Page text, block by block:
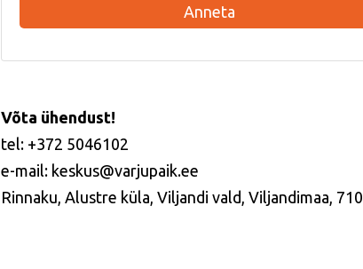
Anneta
Võta ühendust!
tel: +372 5046102
e-mail: keskus@varjupaik.ee
Rinnaku, Alustre küla, Viljandi vald, Viljandimaa,